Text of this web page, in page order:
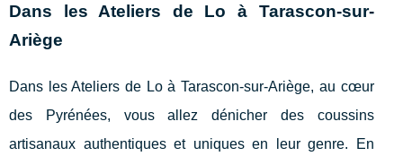
Dans les Ateliers de Lo à Tarascon-sur-
Ariège
Dans les Ateliers de Lo à Tarascon-sur-Ariège, au cœur
des Pyrénées, vous allez dénicher des coussins
artisanaux authentiques et uniques en leur genre. En